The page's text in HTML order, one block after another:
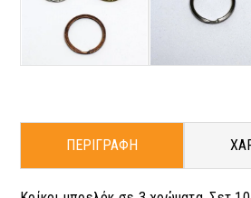
ΠΕΡΙΓΡΑΦΗ